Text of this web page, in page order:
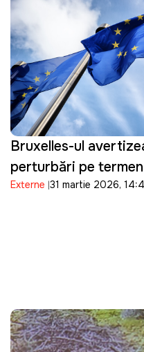
Bruxelles-ul
perturbări pe
energetic
Externe 31 martie 2026,